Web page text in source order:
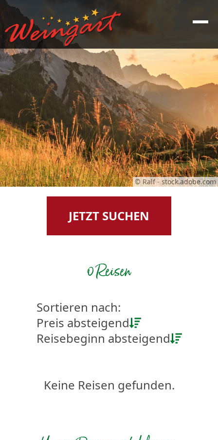
© Ralf - stock.adobe.com
JETZT SUCHEN
0 Reisen
Sortieren nach:
Preis absteigend
Reisebeginn absteigend
Keine Reisen gefunden.